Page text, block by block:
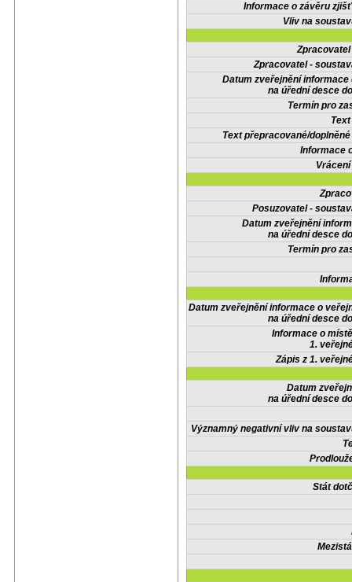
Informace o závěru
Vliv na
Zpracovatel -
Datum zveřejnění informace
na úřední desce
Termín pro
Text přepracované/
Informace
Posuzovatel -
Datum zveřejnění
na úřední desce
Termín pro
Datum zveřejnění informace o
na úřední desce
Informace o
1.
Zápis z 1.
Datum
na úřední desce
Významný negativní vliv na
Stát